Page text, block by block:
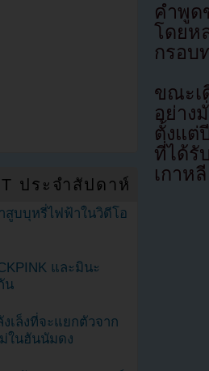
คำพูด
โดยห
กรอบ
ขณะเ
อย่าง
ตั้งแต่
ที่ได้รั
เกาหลี
ประจำสัปดาห์
สูบบุหรี่ไฟฟ้าในวิดีโอ
และมินะ
น
เล็งที่จะแยกตัวจาก
ในฮันนัมดง